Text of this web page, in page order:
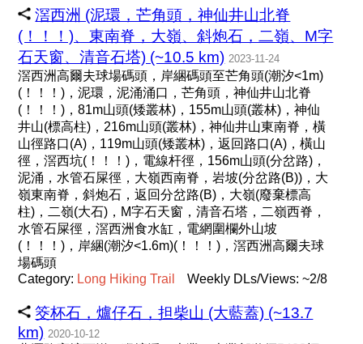
滘西洲 (泥環，芒角頭，神仙井山北脊
(！！！)、東南脊，大嶺、斜炮石，二嶺、M字
石天窗、清音石塔) (~10.5 km) 2023-11-24
滘西洲高爾夫球場碼頭，岸綑碼頭至芒角頭(潮汐<1m)
(！！！)，泥環，泥涌涌口，芒角頭，神仙井山北脊
(！！！)，81m山頭(矮叢林)，155m山頭(叢林)，神仙
井山(標高柱)，216m山頭(叢林)，神仙井山東南脊，橫
山徑路口(A)，119m山頭(矮叢林)，返回路口(A)，橫山
徑，滘西坑(！！！)，電線杆徑，156m山頭(分岔路)，
泥涌，水管石屎徑，大嶺西南脊，岩坡(分岔路(B))，大
嶺東南脊，斜炮石，返回分岔路(B)，大嶺(廢棄標高
柱)，二嶺(大石)，M字石天窗，清音石塔，二嶺西脊，
水管石屎徑，滘西洲食水缸，電網圍欄外山坡
(！！！)，岸綑(潮汐<1.6m)(！！！)，滘西洲高爾夫球
場碼頭
Category: Long Hiking Trail Weekly DLs/Views: ~2/8
筊杯石，爐仔石，担柴山 (大藍蓋) (~13.7
km) 2020-10-12